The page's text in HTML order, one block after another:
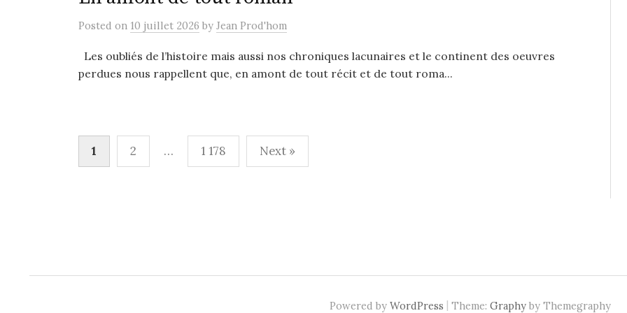
Posted on 10 juillet 2026 by Jean Prod'hom
Les oubliés de l’histoire mais aussi nos chroniques lacunaires et le continent des oeuvres
perdues nous rappellent que, en amont de tout récit et de tout roma...
Pagination
1 2 … 1 178 Next »
Powered by WordPress | Theme: Graphy by Themegraphy